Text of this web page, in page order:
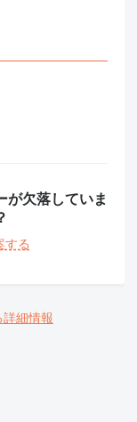
が欠落していま
する
細情報